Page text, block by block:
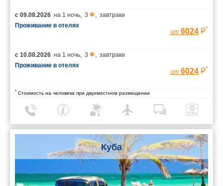
с 09.08.2026 на 1 ночь 3
завтраки
Проживание в отелях
от 6024 *
с 10.08.2026 на 1 ночь 3
завтраки
Проживание в отелях
от 6024 *
* Стоимость на человека при двухместном размещении
Куба